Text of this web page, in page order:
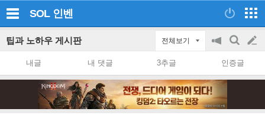
SOL 인벤
팁과 노하우 게시판 전체보기
공
on/off
검
색
글
쓰
내글 내 댓글 3추글 인증글